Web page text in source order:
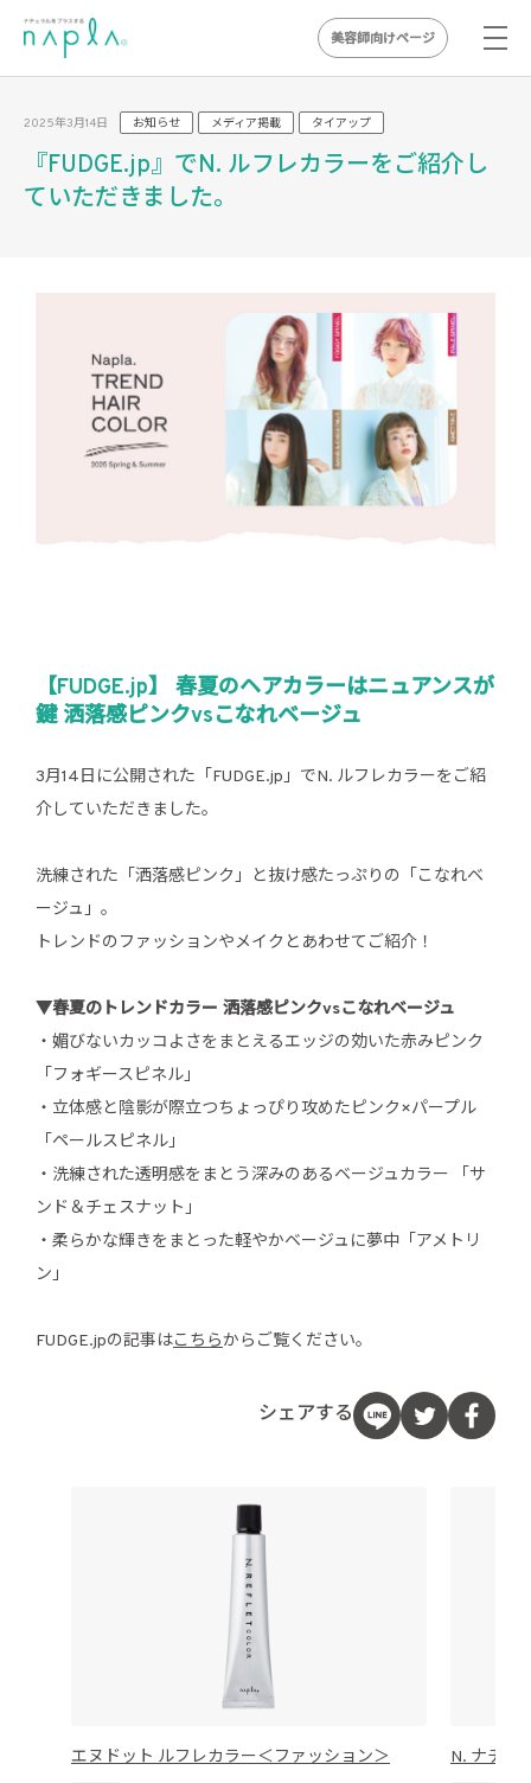
content
美容師向けページ
2025年3月14日 お知らせ メディア掲載 タイアップ
『FUDGE.jp』でN. ルフレカラーをご紹介し
ていただきました。
【FUDGE.jp】 春夏のヘアカラーはニュアンスが
鍵 洒落感ピンクvsこなれベージュ
3月14日に公開された「FUDGE.jp」でN. ルフレカラーをご紹
介していただきました。
洗練された「洒落感ピンク」と抜け感たっぷりの「こなれベ
ージュ」。
トレンドのファッションやメイクとあわせてご紹介！
▼春夏のトレンドカラー 洒落感ピンクvsこなれベージュ
・媚びないカッコよさをまとえるエッジの効いた赤みピンク
「フォギースピネル」
・立体感と陰影が際立つちょっぴり攻めたピンク×パープル
「ペールスピネル」
・洗練された透明感をまとう深みのあるベージュカラー 「サ
ンド＆チェスナット」
・柔らかな輝きをまとった軽やかベージュに夢中「アメトリ
ン」
FUDGE.jpの記事はこちらからご覧ください。
シェアする
エヌドット ルフレカラー＜ファッション＞ N. ナチュ